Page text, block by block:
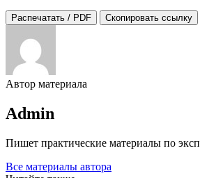
Распечатать / PDF Скопировать ссылку
Автор материала
Admin
Пишет практические материалы по
Все материалы автора